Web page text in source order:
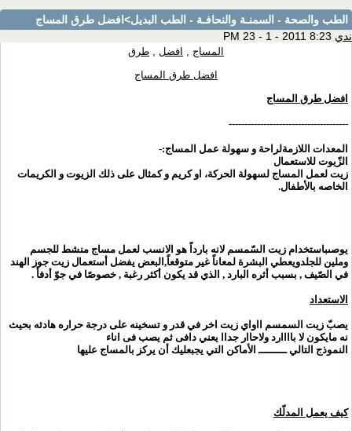
الطب والصحة - السمنـة والنحافـة - الطب البديل>افضل طرق المساج
ندي
المساج , افضل , طرق
افضل طرق المساج
افضل طرق المساج
--------------------------------------
المعدات اللازمةلراحة و سهولة عمل المساج:-
الزّيوت للاستعمال
زيت لعمل المساج لسهولة الحركة، او كريم و كمثال على ذلك الزيوت و الكريمات
الخاصه بالأطفال.
يوصىباستخدام زيت السّمسم لانه بارداً هو الانسب لعمل مساج منشط للجسم
وملين للجلدويعطي البشرة لمعاناً غير متوقعاً,البعض يفضل أستعمال زيت جوز الهند
في الصّيف , بسبب أثره البارد , الذي قد يكون أكثر رغبة , خصوصًا في جوّ أدفأ .
الاستعداد
يصبّ زيت السمسم ااو اي زيت اخر في قدر و تسخينه على درجة حراره هادئه بحيث
نه مايكون لا باااارد ولاحاار جداا يعني دافى ثم يصب فى اناء
النموذج التالي ـــــــــ الأماكن التي يجبعليك أن يركز بالمساج عليها
كيف يعمل المدلّك